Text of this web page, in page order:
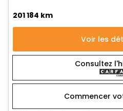
201 184 km
Voir les
Consultez
Commencer